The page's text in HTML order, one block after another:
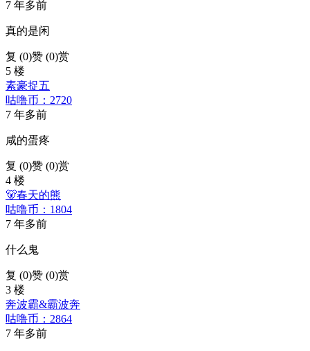
7 年多前
真的是闲
复 (0)赞 (0)赏
5 楼
素豪捉五
咕噜币：2720
7 年多前
咸的蛋疼
复 (0)赞 (0)赏
4 楼
🐻春天的熊
咕噜币：1804
7 年多前
什么鬼
复 (0)赞 (0)赏
3 楼
奔波霸&霸波奔
咕噜币：2864
7 年多前